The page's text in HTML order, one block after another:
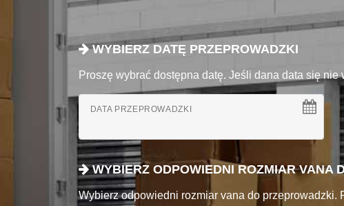
WYBIERZ DATĘ PRZEPROWADZKI
Proszę wybrać dostępna datę. Jeśli dana data się
DATA PRZEPROWADZKI
WYBIERZ ODPOWIEDNI ROZMIAR VANA
Wybierz odpowiedni rozmiar vana do przeprowadzki.